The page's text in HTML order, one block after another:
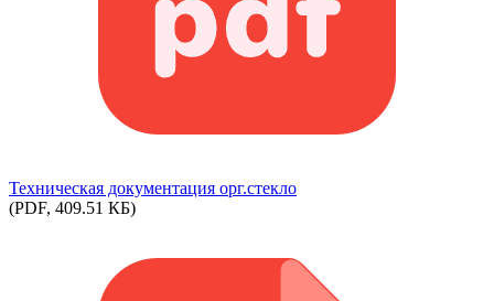
Техническая документация орг.стекло
(PDF, 409.51 КБ)